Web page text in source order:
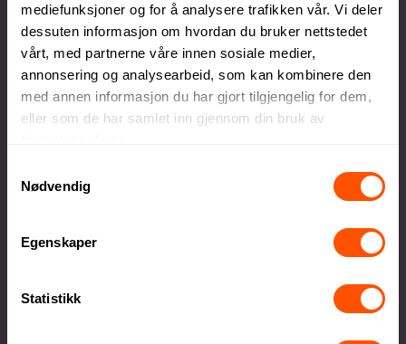
mediefunksjoner og for å analysere trafikken vår. Vi deler
dessuten informasjon om hvordan du bruker nettstedet
vårt, med partnerne våre innen sosiale medier,
annonsering og analysearbeid, som kan kombinere den
med annen informasjon du har gjort tilgjengelig for dem,
eller som de har samlet inn gjennom din bruk av
Nødvendig
Egenskaper
Statistikk
Egen produksjonsavdeling
Lokal produksjon sikrer høy kvalitet og raskere
levering